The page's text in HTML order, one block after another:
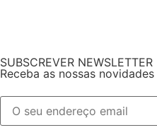
SUBSCREVER NEWSLETTER
Receba as nossas